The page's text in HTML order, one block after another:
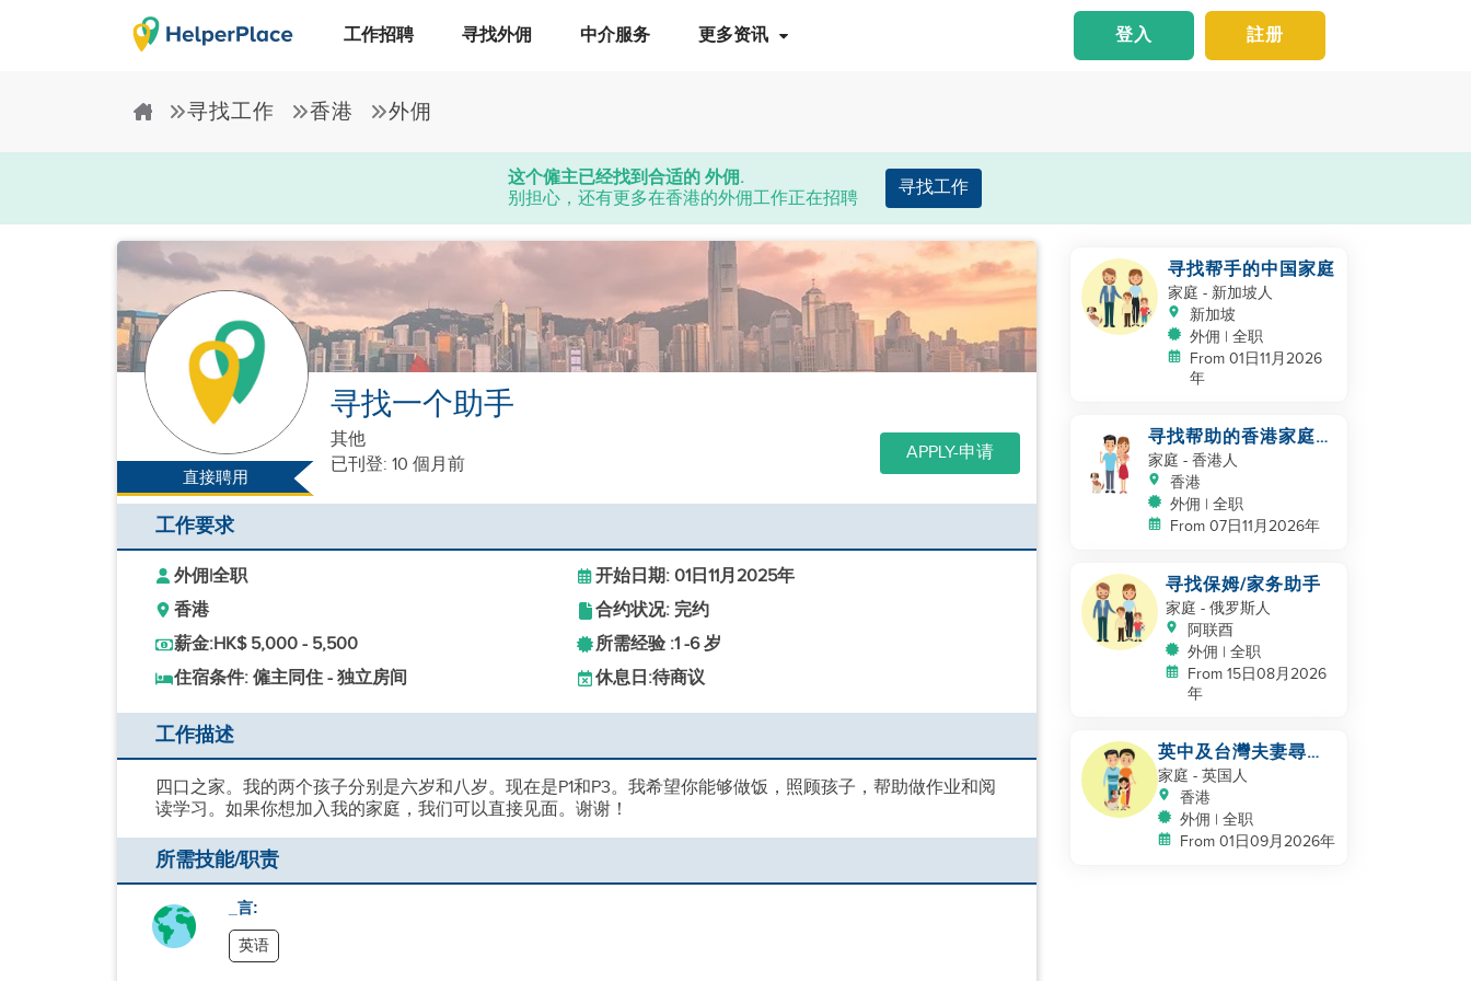
工作招聘 寻找外佣 中介服务 更多资讯 註册
登入
寻找工作 香港 外佣
这个僱主已经找到合适的 外佣.
别担心，还有更多在香港的外佣工作正在招聘
寻找工作
直接聘用
寻找一个助手
其他
已刊登: 10 個月前
APPLY-申请
工作要求
外佣|全职
开始日期: 01日11月2025年
香港
合约状况: 完约
薪金:HK$ 5,000 - 5,500 所需经验 :1 -6 岁
住宿条件: 僱主同住 - 独立房间
休息日:待商议
工作描述
四口之家。我的两个孩子分别是六岁和八岁。现在是P1和P3。我希望你能够做饭，照顾孩子，帮助做作业和阅
读学习。如果你想加入我的家庭，我们可以直接见面。谢谢！
所需技能/职责
_言:
英语
寻找帮手的中国家庭
家庭 - 新加坡人
新加坡
外佣 | 全职
From 01日11月2026
年
寻找帮助的香港家庭，
带着婴儿和宠物
家庭 - 香港人
香港
外佣 | 全职
From 07日11月2026年
寻找保姆/家务助手
家庭 - 俄罗斯人
阿联酉
外佣 | 全职
From 15日08月2026
年
英中及台灣夫妻尋找
助手
家庭 - 英国人
香港
外佣 | 全职
From 01日09月2026年